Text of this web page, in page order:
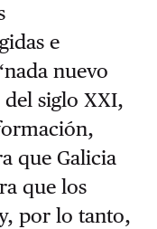
e
nuevo
siglo XXI,
que Galicia
que los
por lo tanto,